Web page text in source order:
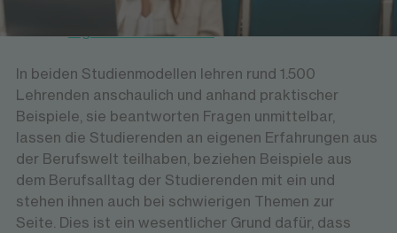
Rolle. Das gilt für das
Campus-Studium+
Digitale Live-Studium.
In beiden Studienmodellen lehren rund 1.500
Lehrenden anschaulich und anhand praktischer
Beispiele, sie beantworten Fragen unmittelbar,
lassen die Studierenden an eigenen Erfahrungen aus
der Berufswelt teilhaben, beziehen Beispiele aus
dem Berufsalltag der Studierenden mit ein und
stehen ihnen auch bei schwierigen Themen zur
Seite. Dies ist ein wesentlicher Grund dafür, dass